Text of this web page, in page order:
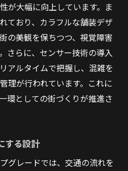
が大幅に向上しています。ま
ており、カラフルな舗装デザ
の美観を保ちつつ、視覚障害
さらに、センサー技術の導入
アルタイムで把握し、混雑を
理が行われています。これに
環としての街づくりが推進さ
する設計
グレードでは、交通の流れを